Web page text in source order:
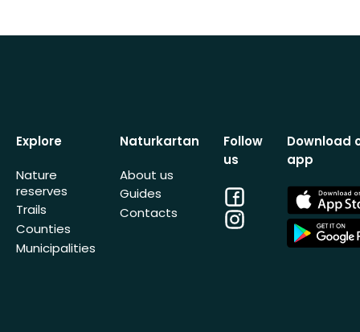
Explore
Nature
reserves
Trails
Counties
Municipalities
Naturkartan
About us
Guides
Contacts
Follow
us
Facebook
Instagram
Download
app
App
Store
App
Store